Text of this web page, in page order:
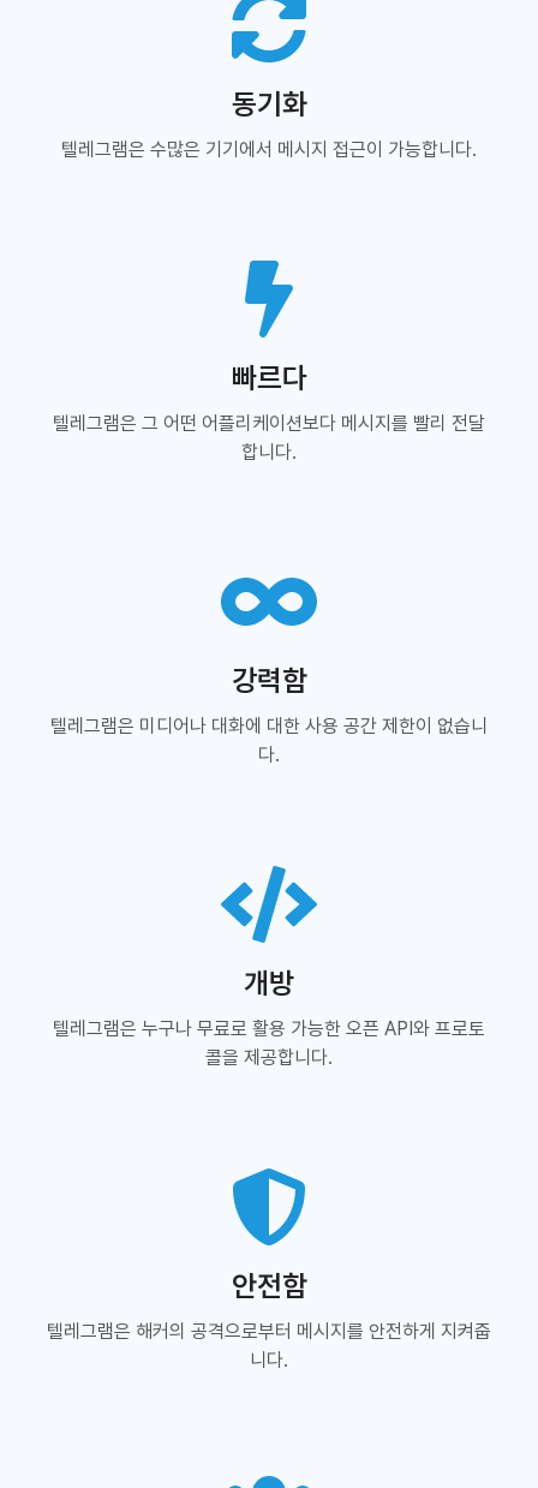
동기화
텔레그램은 수많은 기기에서 메시지 접근이 가능합니다.
빠르다
텔레그램은 그 어떤 어플리케이션보다 메시지를 빨리 전달
합니다.
강력함
텔레그램은 미디어나 대화에 대한 사용 공간 제한이 없습니
다.
개방
텔레그램은 누구나 무료로 활용 가능한 오픈 API와 프로토
콜을 제공합니다.
안전함
텔레그램은 해커의 공격으로부터 메시지를 안전하게 지켜줍
니다.